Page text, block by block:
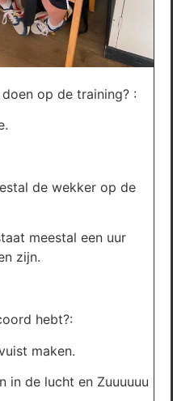
op de training? :
de wekker op de
meestal een uur
zijn.
hebt?:
maken.
in de lucht en Zuuuuuu